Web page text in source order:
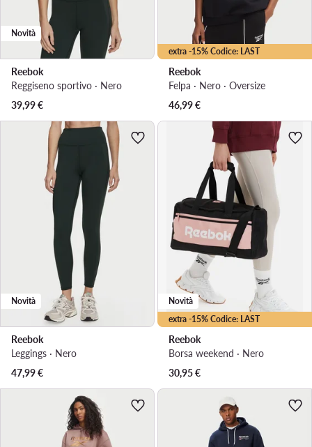
Novità
Reebok
Reggiseno sportivo · Nero
39,99€
extra -15% Codice: LAST
Reebok
Felpa · Nero · Oversize
46,99€
Novità
Reebok
Leggings · Nero
47,99€
extra -15% Codice: LAST
Novità
Reebok
Borsa weekend · Nero
30,95€